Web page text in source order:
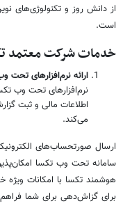
از دانش روز و تکنولوژی‌های
است.
خدمات شرکت معتمد
ارائه نرم‌افزارهای تحت
نرم‌افزارهای تحت وب
اطلاعات مالی و ثبت
می‌کند.
ارسال صورتحساب‌های
سامانه تحت وب تکسا
هوشمند تکسا با امکانات ویژه
برای گزاش‌دهی برای شما